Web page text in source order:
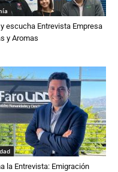
escucha Entrevista Empresa
y Aromas
la Entrevista: Emigración